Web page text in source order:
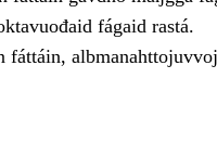
fágaid rastá.
fáttáin,